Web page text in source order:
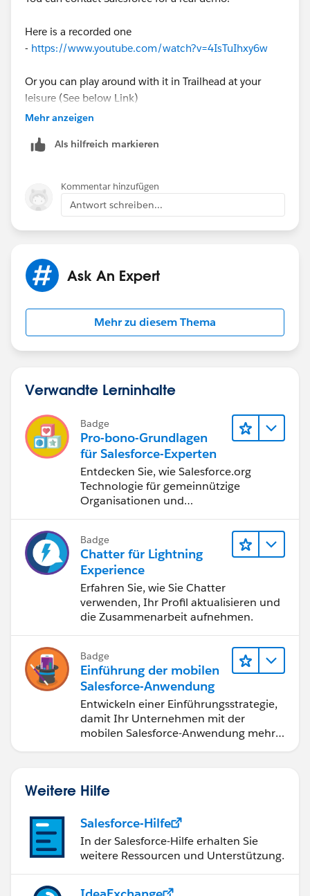
Here is a recorded one
- https://www.youtube.com/watch?v=4IsTuIhxy6w
Or you can play around with it in Trailhead at your
leisure (See below Link)
odules/collaborative_forecasts_setup/collaborative_fo
Mehr anzeigen
Als hilfreich markieren
Kommentar hinzufügen
Antwort schreiben...
Ask An Expert
Mehr zu diesem Thema
Verwandte Lerninhalte
Badge
Pro-bono-Grundlagen
für Salesforce-Experten
Entdecken Sie, wie Salesforce.org
Technologie für gemeinnützige
Organisationen und
Badge
Chatter für Lightning
Experience
Erfahren Sie, wie Sie Chatter
verwenden, Ihr Profil aktualisieren und
die Zusammenarbeit aufnehmen.
Badge
Einführung der mobilen
Salesforce-Anwendung
Entwickeln einer Einführungsstrategie,
damit Ihr Unternehmen mit der
mobilen Salesforce-Anwendung mehr
Weitere Hilfe
Salesforce-Hilfe
In der Salesforce-Hilfe erhalten Sie
weitere Ressourcen und Unterstützung.